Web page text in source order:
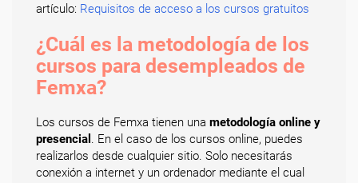
artículo: Requisitos de acceso a los cursos gratuitos
¿Cuál es la metodología de los
cursos para desempleados de
Femxa?
Los cursos de Femxa tienen una metodología online y
presencial
. En el caso de los cursos online, puedes
realizarlos desde cualquier sitio. Solo necesitarás
conexión a internet y un ordenador mediante el cual